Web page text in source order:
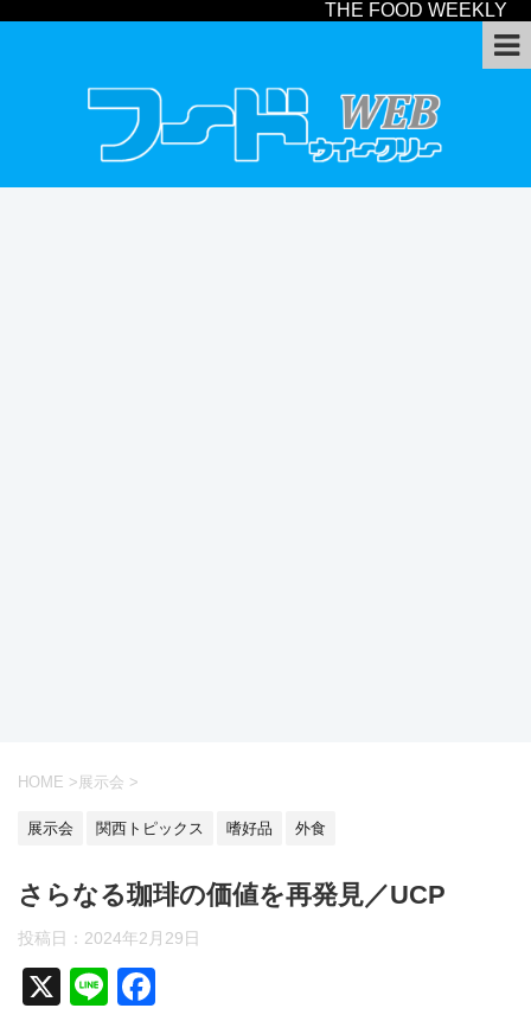
THE FOOD WEEKLY
HOME > 展示会 >
展示会 関西トピックス 嗜好品 外食
さらなる珈琲の価値を再発見／UCP
投稿日： 2024年2月29日
X
Li